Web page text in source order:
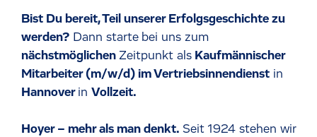
Bist Du bereit, Teil unserer Erfolgsgeschichte zu
werden? Dann starte bei uns zum
nächstmöglichen Zeitpunkt als Kaufmännischer
Mitarbeiter (m/w/d) im Vertriebsinnendienst in
Hannover in Vollzeit.
Hoyer – mehr als man denkt. Seit 1924 stehen wir